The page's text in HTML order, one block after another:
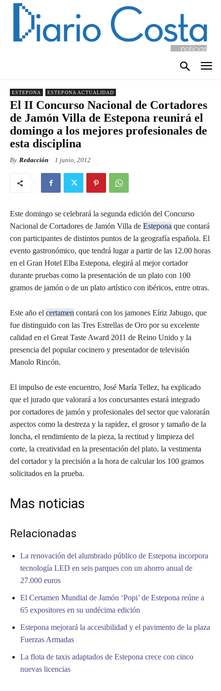
ESTEPONA ESTEPONA ACTUALIDAD
El II Concurso Nacional de Cortadores
de Jamón Villa de Estepona reunirá el
domingo a los mejores profesionales de
esta disciplina
By Redacción 1 junio, 2012
Este domingo se celebrará la segunda edición del Concurso
Nacional de Cortadores de Jamón Villa de Estepona que contará
con participantes de distintos puntos de la geografía española. El
evento gastronómico, que tendrá lugar a partir de las 12.00 horas
en el Gran Hotel Elba Estepona, elegirá al mejor cortador
durante pruebas como la presentación de un plato con 100
gramos de jamón o de un plato artístico con ibéricos, entre otras.
Este año el certamen contará con los jamones Eíriz Jabugo, que
fue distinguido con las Tres Estrellas de Oro por su excelente
calidad en el Great Taste Award 2011 de Reino Unido y la
presencia del popular cocinero y presentador de televisión
Manolo Rincón.
El impulso de este encuentro, José María Tellez, ha explicado
que el jurado que valorará a los concursantes estará integrado
por cortadores de jamón y profesionales del sector que valorarán
aspectos como la destreza y la rapidez, el grosor y tamaño de la
loncha, el rendimiento de la pieza, la rectitud y limpieza del
corte, la creatividad en la presentación del plato, la vestimenta
del cortador y la precisión a la hora de calcular los 100 gramos
solicitados en la prueba.
Mas noticias
Relacionadas
La renovación del alumbrado público de Estepona incorpora
tecnología LED en seis parques con un ahorro anual de
27.000 euros
El Certamen Mundial de Jamón ‘Popi’ de Estepona reúne a
65 expositores en su undécima edición
Estepona mejorará la accesibilidad y el pavimento de la plaza
Fuerzas Armadas
La flota de taxis adaptados de Estepona crece con cinco
nuevas licencias